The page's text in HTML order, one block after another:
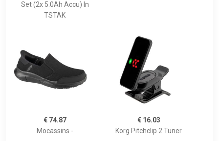
Set (2x 5.0Ah Accu) In
TSTAK
€ 74.87
Mocassins -
€ 16.03
Korg Pitchclip 2 Tuner